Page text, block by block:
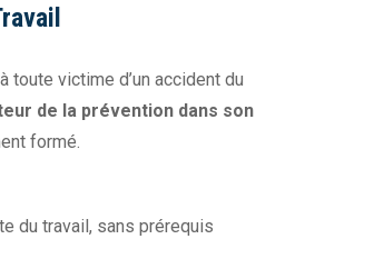
victime d’un accident du
de la prévention dans son
formé.
du travail, sans prérequis